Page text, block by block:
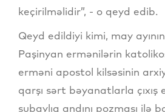
keçirilməlidir”, - o qeyd edib.
Qeyd edildiyi kimi, may
Paşinyan ermənilərin
erməni apostol kilsəsinin
qarşı sərt bəyanatlarla çıxış
subaylıq andını pozması ilə